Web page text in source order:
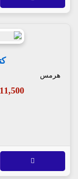
هرمس
1,011,500